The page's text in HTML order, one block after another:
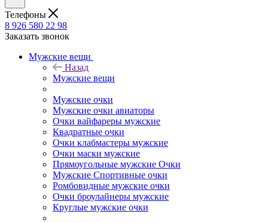
Телефоны
8 926 580 22 98
Заказать звонок
Мужские вещи
Назад
Мужские вещи
Мужские очки
Мужские очки авиаторы
Очки вайфареры мужские
Квадратные очки
Очки клабмастеры мужские
Очки маски мужские
Прямоугольные мужские Очки
Мужские Спортивные очки
Ромбовидные мужские очки
Очки броулайнеры мужские
Круглые мужские очки